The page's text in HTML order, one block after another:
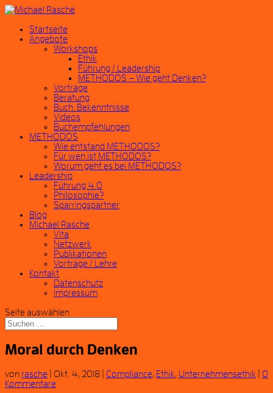
Startseite
Angebote
Workshops
Ethik
Führung / Leadership
METHODOS – Wie geht Denken?
Vorträge
Beratung
Buch: Bekenntnisse
Videos
Buchempfehlungen
METHODOS
Wie entstand METHODOS?
Für wen ist METHODOS?
Worum geht es bei METHODOS?
Leadership
Führung 4.0
Philosophie?
Sparringspartner
Blog
Michael Rasche
Vita
Netzwerk
Publikationen
Vorträge / Lehre
Kontakt
Datenschutz
Impressum
Seite auswählen
Moral durch Denken
von rasche Okt. 4, 2018 Compliance, Ethik, Unternehmensethik
0
Kommentare